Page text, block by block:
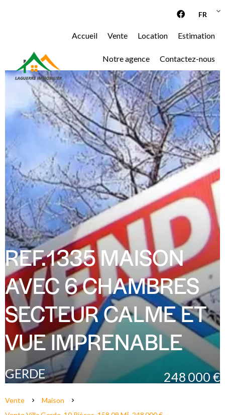
FR
Accueil Vente Location Estimation
Notre agence Contactez-nous
REF.1335 MAISON
AVEC 6 CHAMBRES
SECTEUR CALME ET
VUE IMPRENABLE
GERDE 248 000 €
Vente
Maison